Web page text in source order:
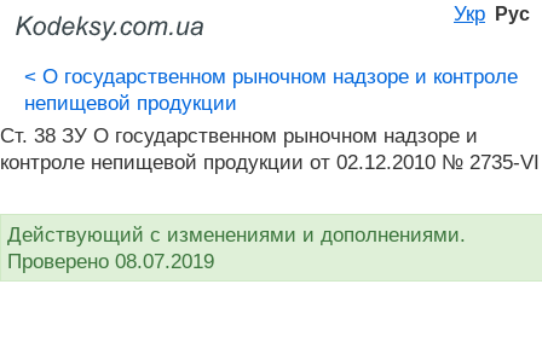
Укр Рус
< О государственном рыночном надзоре и контроле
непищевой продукции
Ст. 38 ЗУ О государственном рыночном надзоре и
контроле непищевой продукции от 02.12.2010 № 2735-VI
Действующий с изменениями и дополнениями.
Проверено 08.07.2019